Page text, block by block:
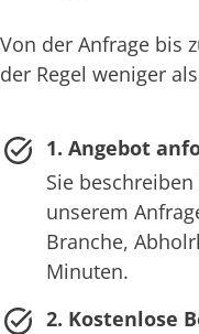
Von der Anfrage bis
der Regel weniger
1. Angebot
Sie
unserem
Branche,
Minuten.
2. Kostenlose